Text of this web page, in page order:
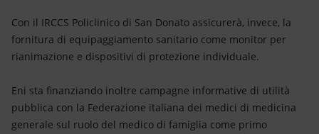
Con il IRCCS Policlinico di San Donato assicurerà, invece, la
fornitura di equipaggiamento sanitario come monitor per
rianimazione e dispositivi di protezione individuale.
Eni sta finanziando inoltre campagne informative di utilità
pubblica con la Federazione italiana dei medici di medicina
generale sul ruolo del medico di famiglia come primo